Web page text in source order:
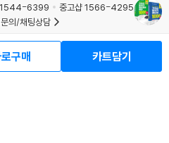
구매 카트담기
1544-6399
중고샵 1566-4295
의/채팅상담
) 사업자 정보
처리방침
청소년보호정책